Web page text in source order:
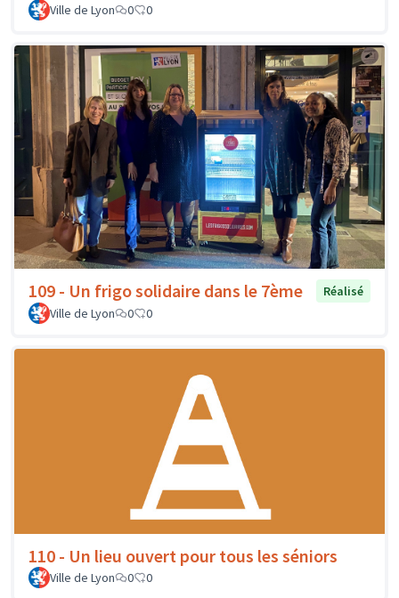
Ville de Lyon 0 0
109 - Un frigo solidaire dans le 7ème
Réalisé
Ville de Lyon
0 0
110 - Un lieu ouvert pour tous les séniors
Ville de Lyon 0 0